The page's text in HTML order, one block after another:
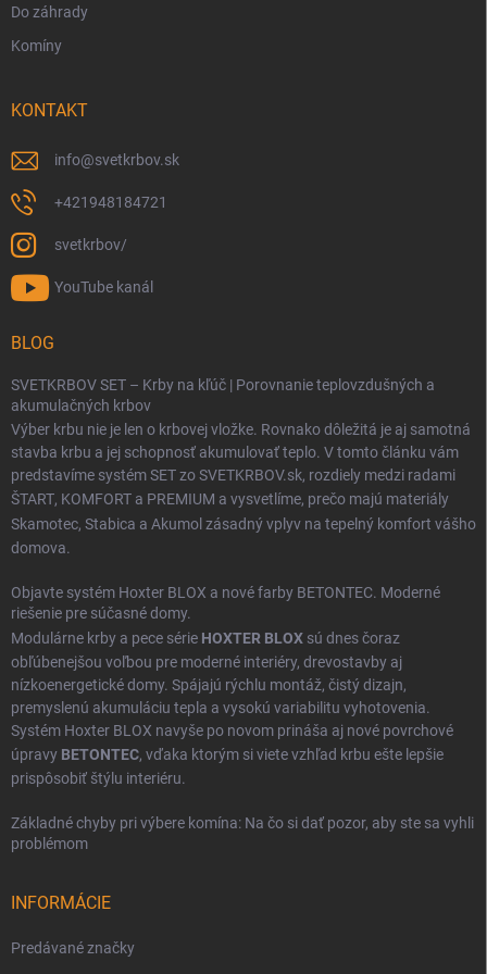
Do záhrady
Komíny
KONTAKT
info@svetkrbov.sk
+421948184721
svetkrbov/
YouTube kanál
BLOG
SVETKRBOV SET – Krby na kľúč | Porovnanie teplovzdušných a
akumulačných krbov
Výber krbu nie je len o krbovej vložke. Rovnako dôležitá je aj samotná
stavba krbu a jej schopnosť akumulovať teplo. V tomto článku vám
predstavíme systém SET zo SVETKRBOV.sk, rozdiely medzi radami
ŠTART, KOMFORT a PREMIUM a vysvetlíme, prečo majú materiály
Skamotec, Stabica a Akumol zásadný vplyv na tepelný komfort vášho
domova.
Objavte systém Hoxter BLOX a nové farby BETONTEC. Moderné
riešenie pre súčasné domy.
Modulárne krby a pece série HOXTER BLOX sú dnes čoraz
obľúbenejšou voľbou pre moderné interiéry, drevostavby aj
nízkoenergetické domy. Spájajú rýchlu montáž, čistý dizajn,
premyslenú akumuláciu tepla a vysokú variabilitu vyhotovenia.
Systém Hoxter BLOX navyše po novom prináša aj nové povrchové
úpravy BETONTEC, vďaka ktorým si viete vzhľad krbu ešte lepšie
prispôsobiť štýlu interiéru.
Základné chyby pri výbere komína: Na čo si dať pozor, aby ste sa vyhli
problémom
INFORMÁCIE
Predávané značky